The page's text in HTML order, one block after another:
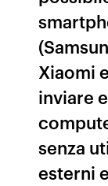
Xiaomi
inviare
senza
esterni